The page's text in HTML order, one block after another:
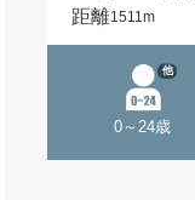
距離1511m
0～24歳
他